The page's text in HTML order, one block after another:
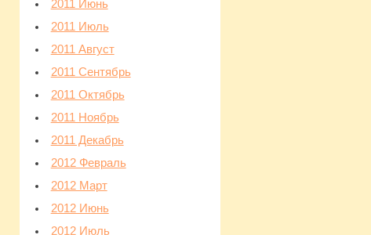
2011 Июнь
2011 Июль
2011 Август
2011 Сентябрь
2011 Октябрь
2011 Ноябрь
2011 Декабрь
2012 Февраль
2012 Март
2012 Июнь
2012 Июль